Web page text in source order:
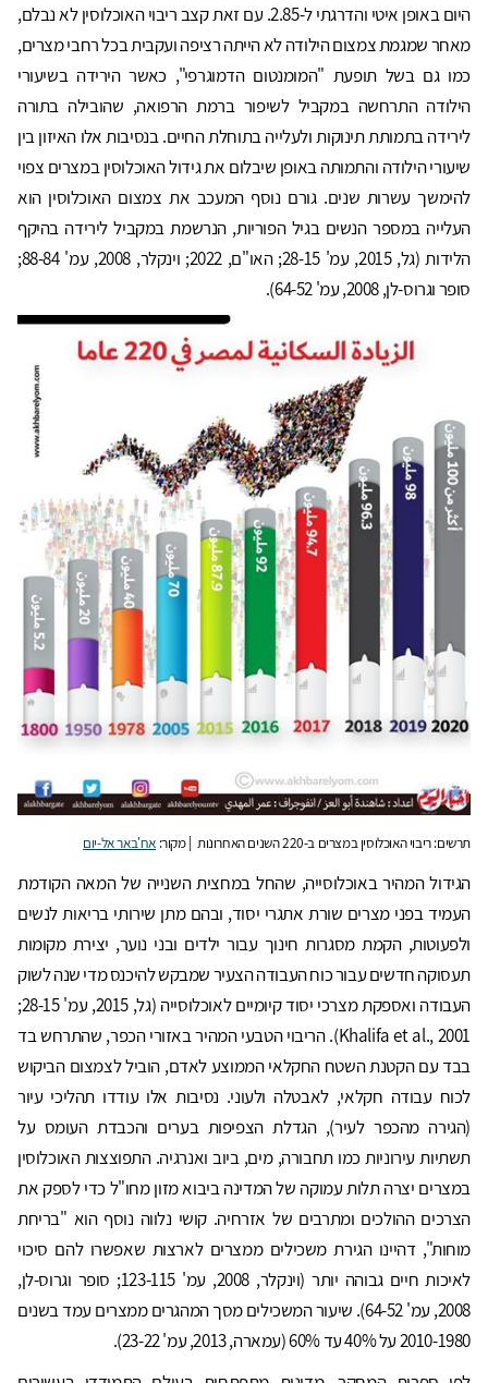
היום באופן איטי והדרגתי ל-2.85. עם זאת קצב ריבוי האוכלוסין לא נבלם,
מאחר שמגמת צמצום הילודה לא הייתה רציפה ועקבית בכל רחבי מצרים,
כמו גם בשל תופעת "המומנטום הדמוגרפי", כאשר הירידה בשיעורי
הילודה התרחשה במקביל לשיפור ברמת הרפואה, שהובילה בתורה
לירידה בתמותת תינוקות ולעלייה בתוחלת החיים. בנסיבות אלו האיזון בין
שיעורי הילודה והתמותה באופן שיבלום את גידול האוכלוסין במצרים צפוי
להימשך עשרות שנים. גורם נוסף המעכב את צמצום האוכלוסין הוא
העלייה במספר הנשים בגיל הפוריות, הנרשמת במקביל לירידה בהיקף
הלידות (גל, 2015, עמ' 28-15; האו"ם, 2022; וינקלר, 2008, עמ' 88-84;
סופר וגרוס-לן, 2008, עמ' 64-52).
תרשים: ריבוי האוכלוסין במצרים ב-220 השנים האחרונות | מקור: אח'באר אל-יום
הגידול המהיר באוכלוסייה, שהחל במחצית השנייה של המאה הקודמת
העמיד בפני מצרים שורת אתגרי יסוד, ובהם מתן שירותי בריאות לנשים
ולפעוטות, הקמת מסגרות חינוך עבור ילדים ובני נוער, יצירת מקומות
תעסוקה חדשים עבור כוח העבודה הצעיר שמבקש להיכנס מדי שנה לשוק
העבודה ואספקת מצרכי יסוד קיומיים לאוכלוסייה (גל, 2015, עמ' 28-15;
Khalifa et al., 2001). הריבוי הטבעי המהיר באזורי הכפר, שהתרחש בד
בבד עם הקטנת השטח החקלאי הממוצע לאדם, הוביל לצמצום הביקוש
לכוח עבודה חקלאי, לאבטלה ולעוני. נסיבות אלו עודדו תהליכי עיור
(הגירה מהכפר לעיר), הגדלת הצפיפות בערים והכבדת העומס על
תשתיות עירוניות כמו תחבורה, מים, ביוב ואנרגיה. התפוצצות האוכלוסין
במצרים יצרה תלות עמוקה של המדינה ביבוא מזון מחו"ל כדי לספק את
הצרכים ההולכים ומתרבים של אזרחיה. קושי נלווה נוסף הוא "בריחת
מוחות", דהיינו הגירת משכילים ממצרים לארצות שאפשרו להם סיכוי
לאיכות חיים גבוהה יותר (וינקלר, 2008, עמ' 123-115; סופר וגרוס-לן,
2008, עמ' 64-52). שיעור המשכילים מסך המהגרים ממצרים עמד בשנים
2010-1980 על 40% עד 60% (עמארה, 2013, עמ' 23-22).